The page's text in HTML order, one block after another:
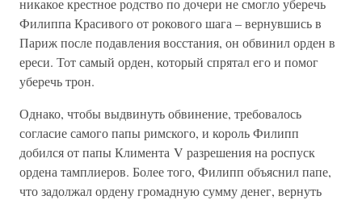
никакое крестное родство по дочери не смогло уберечь
Филиппа Красивого от рокового шага – вернувшись в
Париж после подавления восстания, он обвинил орден в
ереси. Тот самый орден, который спрятал его и помог
уберечь трон.
Однако, чтобы выдвинуть обвинение, требовалось
согласие самого папы римского, и король Филипп
добился от папы Климента V разрешения на роспуск
ордена тамплиеров. Более того, Филипп объяснил папе,
что задолжал ордену громадную сумму денег, вернуть